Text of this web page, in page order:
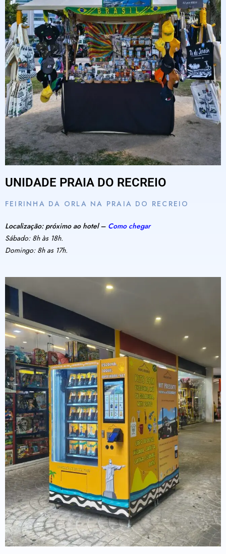
UNIDADE PRAIA DO RECREIO
FEIRINHA DA ORLA NA PRAIA DO RECREIO
Localização: próximo ao hotel – Como chegar
Sábado: 8h às 18h.
Domingo: 8h as 17h.